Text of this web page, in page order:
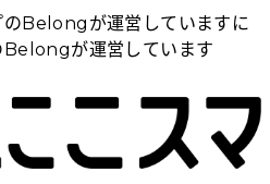
のBelongが運営しています に
Belongが運営しています